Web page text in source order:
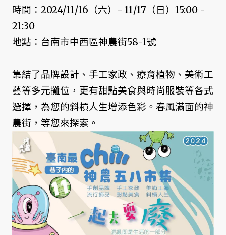
時間：2024/11/16（六）- 11/17（日）15:00 -
21:30
地點：台南市中西區神農街58-1號
集結了品牌設計、手工家政、療育植物、美術工
藝等多元攤位，更有甜點美食與時尚服裝等各式
選擇，為您的斜槓人生增添色彩。春風滿面的神
農街，等您來探索。